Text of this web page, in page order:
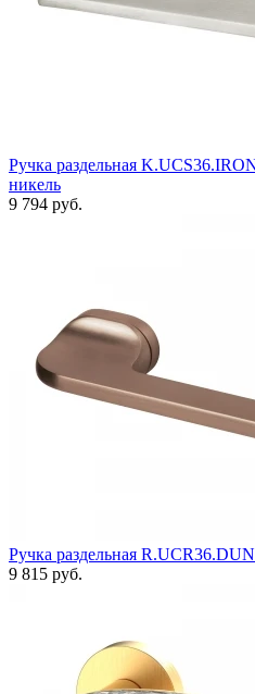
Ручка раздельная
никель
9 794 руб.
Ручка раздельная
9 815 руб.